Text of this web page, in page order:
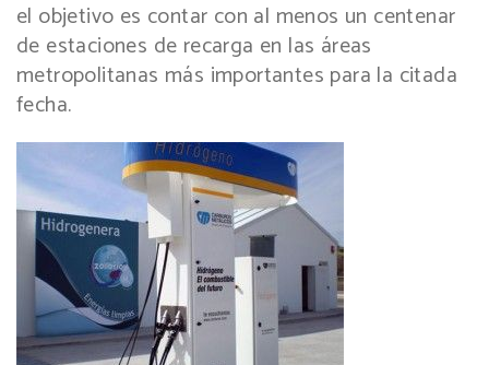
el objetivo es contar con al menos un centenar
de estaciones de recarga en las áreas
metropolitanas más importantes para la citada
fecha.